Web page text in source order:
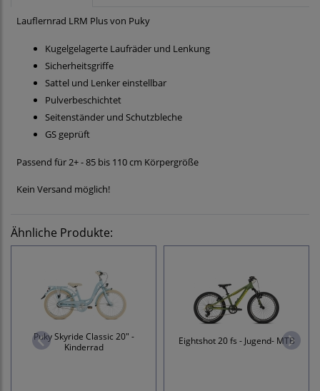
Lauflernrad LRM Plus von Puky
Kugelgelagerte Laufräder und Lenkung
Sicherheitsgriffe
Sattel und Lenker einstellbar
Pulverbeschichtet
Seitenständer und Schutzbleche
GS geprüft
Passend für 2+ - 85 bis 110 cm Körpergröße
Kein Versand möglich!
Ähnliche Produkte:
Puky Skyride Classic 20" -
Kinderrad
Eightshot 20 fs - Jugend- MTB